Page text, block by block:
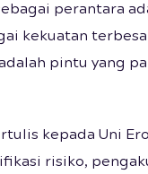
perantara
kekuatan
pintu yang
kepada Uni
risiko,